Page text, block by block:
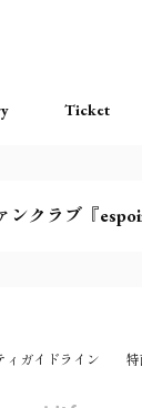
Ticket
クラブ『
ィガイドライン